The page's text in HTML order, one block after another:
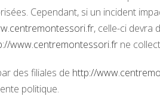
Cependant, si un incident
, celle-ci devra
www.centremontessori.fr ne
des filiales de http://
politique.